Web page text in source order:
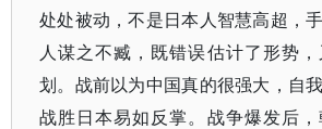
处处被动，不是日本人智慧高超，
人谋之不臧，既错误估计了形势
划。战前以为中国真的很强大，自
战胜日本易如反掌。战争爆发后